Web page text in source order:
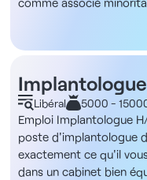
libérale récemment
de la structure Cette
cette année et s'inscrit
praticiens. Les locaux
l'activité dentaire et
m² comprenant deux
de stérilisation et un
générale. À l'étage se
dentaires et trois salles
Libéral 5000 -
Emploi Implantologue
poste d'implantologue
exactement ce qu'il
dans un cabinet bien